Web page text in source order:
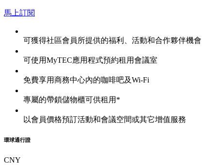
馬上訂閱
可獲得社區會員所提供的福利、活動和合作夥伴機會
可使用MyTEC應用程式預約租用會議室
免費享用商務中心內的咖啡吧及Wi-Fi
專屬的帶鎖儲物櫃可供租用*
以會員價格預訂活動和會議空間或其它增值服務
環球通行證
CNY